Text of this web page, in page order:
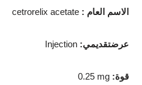
cetrorelix acetate : الاسم العام
Injection :عرضتقديمي
0.25 mg :قوة